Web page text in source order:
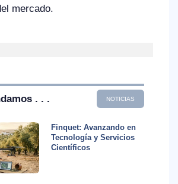
mercado.
. . . NOTICIAS
Finquet: Avanzando en
Tecnología y Servicios
Científicos